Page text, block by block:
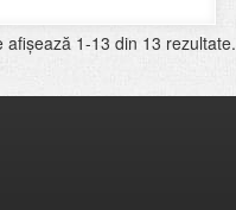
afişează 1-13 din 13 rezultate.